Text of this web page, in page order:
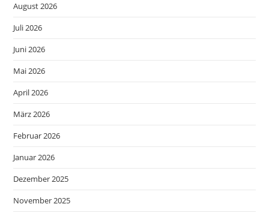
August 2026
Juli 2026
Juni 2026
Mai 2026
April 2026
März 2026
Februar 2026
Januar 2026
Dezember 2025
November 2025